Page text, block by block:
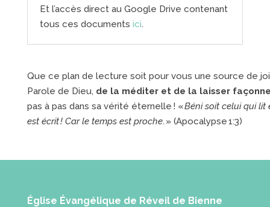
Et l’accès direct au Google Drive contenant
tous ces documents ici.
Que ce plan de lecture soit pour vous une source de
Parole de Dieu, de la méditer et de la laisser
pas à pas dans sa vérité éternelle ! «Béni soit celui qui lit
est écrit ! Car le temps est proche. » (Apocalypse 1:3)
Église Évangélique de Réveil de Bienne